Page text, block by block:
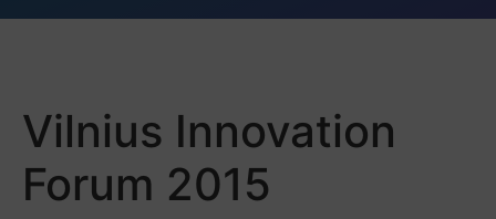
Vilnius Innovation
Forum 2015